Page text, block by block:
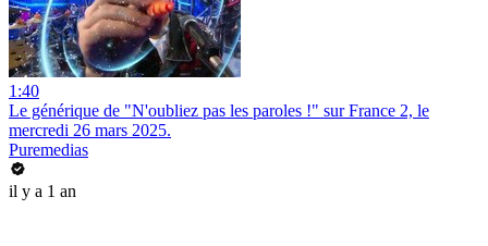
1:40
Le générique de "N'oubliez pas les paroles !" sur France 2, le
mercredi 26 mars 2025.
Puremedias
il y a 1 an